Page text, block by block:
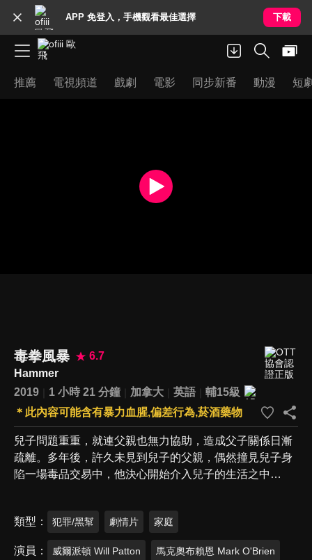
APP 免登入，手機觀看最佳選擇 下載
推薦 電視頻道 戲劇 電影 同步新番 動漫 短
毒拳風暴
6.7
Hammer
2019
1 小時 21 分鐘 加拿大 英語
輔15級
＊此內容可能含有暴力血腥,偏差行為,菸酒藥物
兒子問題重重，就連父親也無力協助，造成父子關係日漸
疏離。多年後，許久未見到兒子的父親，偶然撞見兒子身
陷一場毒品交易中，他決心開始介入兒子的生活之中…
類型 犯罪/黑幫 劇情片 家庭
演員 威爾派頓 Will Patton 馬克奧布賴恩 Mark O'Brien